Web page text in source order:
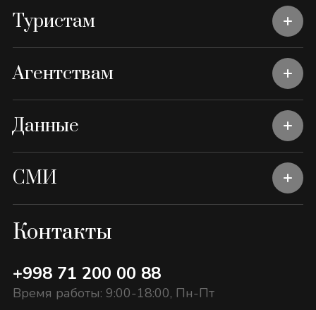
Туристам
Агентствам
Данные
СМИ
Контакты
+998 71 200 00 88
Время работы: 9:00-18:00, Пн-Пт